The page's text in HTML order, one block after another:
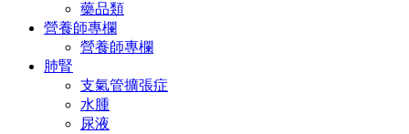
藥品類
營養師專欄
營養師專欄
肺腎
支氣管擴張症
水腫
尿液